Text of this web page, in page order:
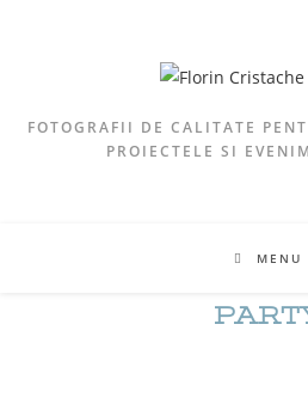
FOTOGRAFII DE CALITATE
PROIECTELE SI
MENU